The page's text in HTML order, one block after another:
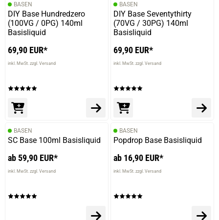
01.06.2025 — viaTrustedshops.de
Oliver K.
Die Bewertung erfolgte ohne Abgabe eines Kommentars
Michael S.
Die Bewertung erfolgte ohne Abgabe eines Kommentars
Sandra S.
BASEN
DIY Base Hundredzero
(100VG / 0PG) 140ml
Basisliquid
69,90 EUR*
inkl. MwSt. zzgl. Versand
BASEN
DIY Base Seventythirty
(70VG / 30PG) 140ml
Basisliquid
69,90 EUR*
inkl. MwSt. zzgl. Versand
BASEN
SC Base 100ml Basisliquid
ab 59,90 EUR*
inkl. MwSt. zzgl. Versand
BASEN
Popdrop Base Basisliquid
ab 16,90 EUR*
inkl. MwSt. zzgl. Versand